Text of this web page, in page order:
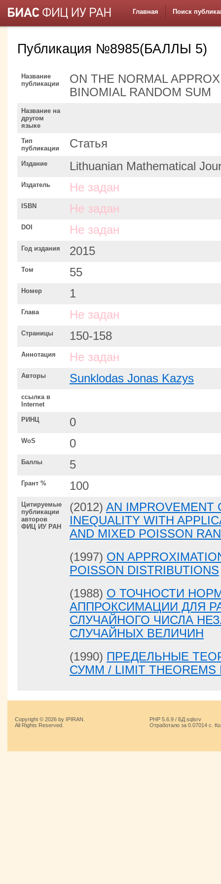
Главная Поиск
Публикация №8985(БАЛЛЫ 5)
Название
публикации
ON THE NORMAL
BINOMIAL RANDOM SUM
Название на
другом
языке
Тип
публикации
Статья
Издание Lithuanian Mathematical
Издатель Не задан
ISBN Не задан
DOI Не задан
Год издания 2015
Том 55
Номер 1
Глава Не задан
Страницы 150-158
Аннотация Не задан
Авторы Sunklodas Jonas Kazys
ссылка в
Internet
РИНЦ 0
WoS 0
Баллы 5
Грант % 100
Цитируемые
публикации
авторов
ФИЦ ИУ РАН
(2012) AN IMPROVEMENT
INEQUALITY WITH
AND MIXED POISSON
(1997) ON
POISSON DISTRIBUTIONS
(1988) О ТОЧНОСТИ
АППРОКСИМАЦИИ ДЛЯ
СЛУЧАЙНОГО ЧИСЛА
СЛУЧАЙНЫХ ВЕЛИЧИН
(1990) ПРЕДЕЛЬНЫЕ
СУММ / LIMIT THEOREMS
Copyright © 2026 by IPIRAN.
All Rights Reserved.
PHP 5.6.9 / БД sqlsrv
Отработало за 0.07014 с.